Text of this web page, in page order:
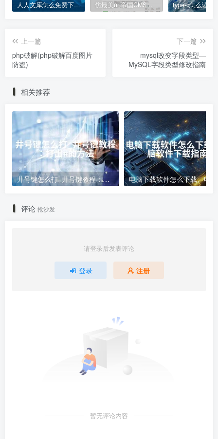
人人文库怎么免费下载;人人文库免费下载指南 仿最美ui 帝国CMS模板
上一篇
php破解(php破解百度图片
防盗)
下一篇
mysql改变字段类型—
MySQL字段类型修改指南
相关推荐
井号键怎么打_井号键教程：打出#的方法
评论 抢沙发
请登录后发表评论
登录 注册
暂无评论内容